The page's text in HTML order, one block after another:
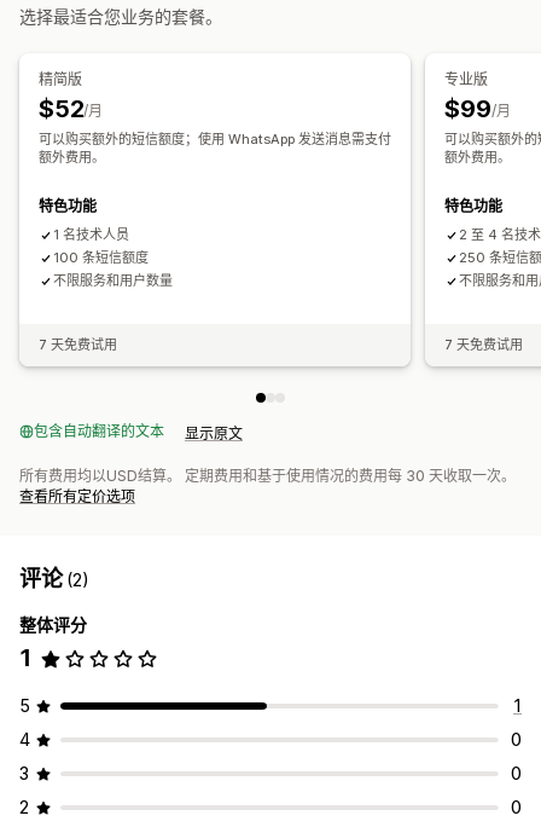
选择最适合您业务的套餐。
精简版
$52/月
可以购买额外的短信额度；使用 WhatsApp 发送消息需支付
额外费用。
特色功能
1 名技术人员
100 条短信额度
不限服务和用户数量
7 天免费试用
专业版
$99/月
可以购买额外
额外费用。
特色功能
2 至 4 名技
250 条短信
不限服务和
7 天免费试用
包含自动翻译的文本 显示原文
所有费用均以USD结算。 定期费用和基于使用情况的费用每 30 天收取一次。
查看所有定价选项
评论(2)
整体评分
1
5
1
4
0
3
0
2
0